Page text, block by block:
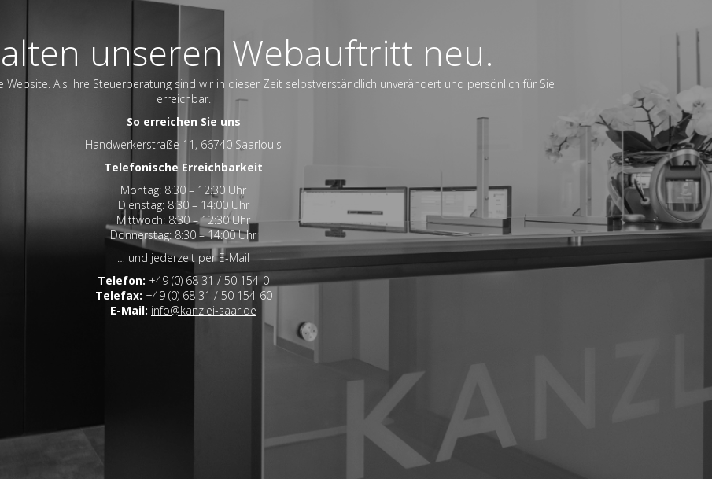
unseren Webauftritt neu.
Website. Als Ihre Steuerberatung sind wir in dieser Zeit selbstverständlich unverändert und persönlich für Sie
erreichbar.
So erreichen Sie uns
Handwerkerstraße 11, 66740 Saarlouis
Telefonische Erreichbarkeit
Montag: 8:30 – 12:30 Uhr
Dienstag: 8:30 – 14:00 Uhr
Mittwoch: 8:30 – 12:30 Uhr
Donnerstag: 8:30 – 14:00 Uhr
… und jederzeit per E-Mail
Telefon: +49 (0) 68 31 / 50 154-0
Telefax: +49 (0) 68 31 / 50 154-60
E-Mail: info@kanzlei-saar.de